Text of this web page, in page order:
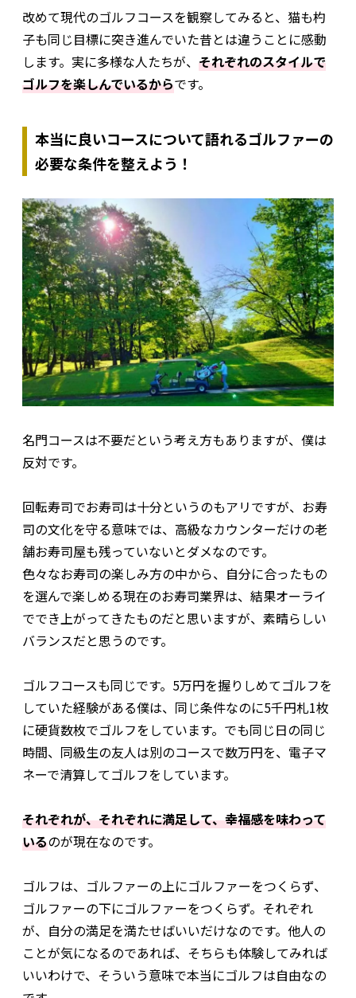
改めて現代のゴルフコースを観察してみると、猫も杓
子も同じ目標に突き進んでいた昔とは違うことに感動
します。実に多様な人たちが、 それぞれのスタイルで
ゴルフを楽しんでいるからです。
本当に良いコースについて語れるゴルファーの
必要な条件を整えよう！
名門コースは不要だという考え方もありますが、僕は
反対です。
回転寿司でお寿司は十分というのもアリですが、お寿
司の文化を守る意味では、高級なカウンターだけの老
舗お寿司屋も残っていないとダメなのです。
色々なお寿司の楽しみ方の中から、自分に合ったもの
を選んで楽しめる現在のお寿司業界は、結果オーライ
ででき上がってきたものだと思いますが、素晴らしい
バランスだと思うのです。
ゴルフコースも同じです。5万円を握りしめてゴルフを
していた経験がある僕は、同じ条件なのに5千円札1枚
に硬貨数枚でゴルフをしています。でも同じ日の同じ
時間、同級生の友人は別のコースで数万円を、電子マ
ネーで清算してゴルフをしています。
それぞれが、それぞれに満足して、幸福感を味わって
いるのが現在なのです。
ゴルフは、ゴルファーの上にゴルファーをつくらず、
ゴルファーの下にゴルファーをつくらず。それぞれ
が、自分の満足を満たせばいいだけなのです。他人の
ことが気になるのであれば、そちらも体験してみれば
いいわけで、そういう意味で本当にゴルフは自由なの